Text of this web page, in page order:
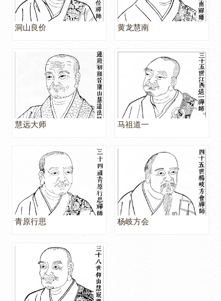
洞山良价 黄龙慧南
慧远大师 马祖道一
青原行思 杨岐方会